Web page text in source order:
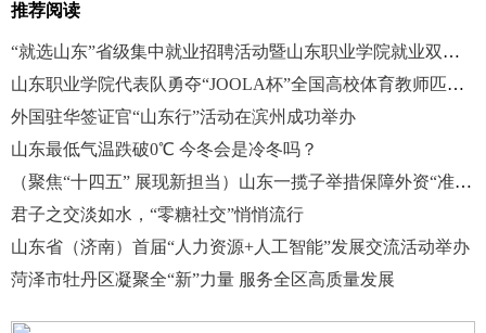
推荐阅读
“就选山东”省级集中就业招聘活动暨山东职业学院就业双选会圆满举行
山东职业学院代表队勇夺“JOOLA杯”全国高校体育教师匹克球锦标赛团体冠军
外国驻华签证官“山东行”活动在滨州成功举办
山东最低气温跌破0℃ 今冬会是冷冬吗？
（聚焦“十四五” 展现新担当）山东一揽子举措保障外资“准入准营”
君子之交淡如水，“零糖社交”悄悄流行
山东省（济南）首届“人力资源+人工智能”发展交流活动举办
菏泽市牡丹区凝聚全“新”力量 服务全区高质量发展